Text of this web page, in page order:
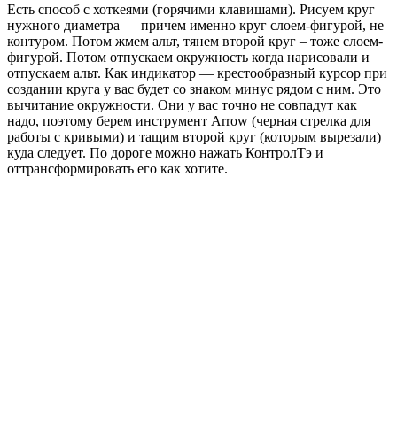
Есть способ с хоткеями (горячими клавишами). Рисуем круг
нужного диаметра — причем именно круг слоем-фигурой, не
контуром. Потом жмем альт, тянем второй круг – тоже слоем-
фигурой. Потом отпускаем окружность когда нарисовали и
отпускаем альт. Как индикатор — крестообразный курсор при
создании круга у вас будет со знаком минус рядом с ним. Это
вычитание окружности. Они у вас точно не совпадут как
надо, поэтому берем инструмент Arrow (черная стрелка для
работы с кривыми) и тащим второй круг (которым вырезали)
куда следует. По дороге можно нажать КонтролТэ и
оттрансформировать его как хотите.